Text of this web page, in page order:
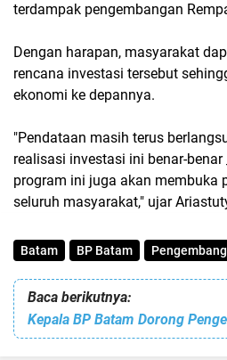
terdampak pengembangan
Dengan harapan, masyarakat
rencana investasi tersebut
ekonomi ke depannya.
"Pendataan masih terus
realisasi investasi ini benar-benar
program ini juga akan membuka
seluruh masyarakat," ujar
Batam BP Batam
Baca berikutnya: